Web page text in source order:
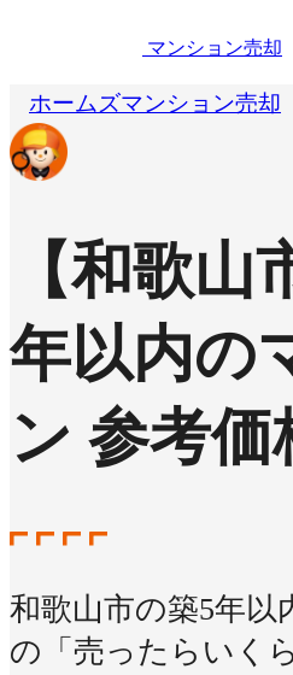
マンション売却
ホームズマンション売却
【和歌山
年以内の
ン 参考価
和歌山市の築5年以
の「売ったらいく